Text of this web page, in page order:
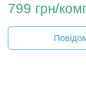
799 грн/